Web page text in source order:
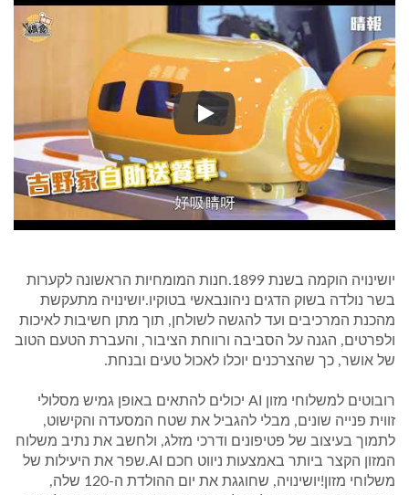
רובוט משלוח מזון
יושינויה הוקמה בשנת 1899.חנות המומחיות הראשונה לקערות
בשר נולדה בשוק הדגים ניהונבאשי בטוקיו.יושינויה מתעקשת
מהכנת המרכיבים ועד להגשה לשולחן, תוך מתן חשיבות לאיכות
ולפרטים, הגנה על הסביבה ורווחת הציבור, והעברת הטעם הטוב
של אושר, כך שהצרכנים יוכלו לאכול טעים ובנחת.
רובוטים למשלוחי מזון AI יכולים להתאים באופן גמיש מסלולי
זווית פנייה שונים, מבלי להגביל את שטח המסעדה והקישוט,
לתמוך בעיצוב של פטיפונים ודרכי מזלג, ולחשב את נתיב משלוח
המזון הקצר ביותר באמצעות ניווט חכם AI.שפר את היעילות של
משלוחי מזון!יושינויה, שחוגגת את יום ההולדת ה-120 שלה,